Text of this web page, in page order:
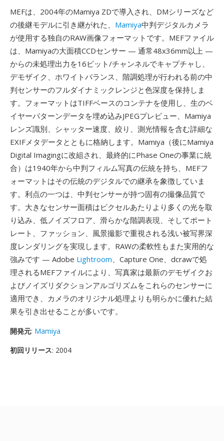
MEFは、2004年のMamiya ZDで導入され、DMシリーズなど
の後継モデルに引き継がれた、 Mamiya中判デジタルカメラ
が使用する独自のRAW画像フォーマットです。MEFファイル
は、Mamiyaの大面積CCDセンサー — 通常48x36mm以上 —
からの未処理出力を16ビット/チャンネルでキャプチャし、
デモザイク、ホワイトバランス、階調処理が行われる前の中
判センサーのフルダイナミックレンジと色深度を保持しま
す。フォーマットはTIFFベースのコンテナを使用し、生のベ
イヤーパターンデータを埋め込みJPEGプレビュー、Mamiya
レンズ識別、シャッター速度、絞り、測光情報を含む詳細な
EXIFメタデータとともに格納します。Mamiya（後にMamiya
Digital Imagingに改組され、最終的にPhase Oneの事業に統
合）は1940年から中判フィルム写真の伝統を持ち、MEFフ
ォーマットはその伝統のデジタルでの継承を象徴していま
す。利点の一つは、中判センサーが持つ固有の撮像品質で
す。大きなセンサー面積はピクセルあたりより多くの光を取
り込み、低ノイズフロア、滑らかな階調表現、そしてポート
レート、ファッション、風景撮影で重視される浅い被写界深
度レンダリングを実現します。RAWの柔軟性もまた実用的な
強みです — Adobe Lightroom、Capture One、dcrawで処
理されるMEFファイルにより、写真家は最新のデモザイクお
よびノイズリダクションアルゴリズムをこれらのセンサーに
適用でき、カメラのオリジナル処理よりも明らかに優れた結
果を引き出せることが多いです。
開発元: Mamiya
初回リリース: 2004